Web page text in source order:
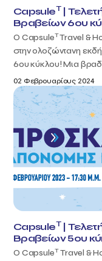
CapsuleT|
Βραβείων 6ου
Ο CapsuleTTravel &
στην ολοζώντανη
6ου κύκλου! Μια
02 Φεβρουαρίους 2024
CapsuleT|
Βραβείων 5ου
Ο CapsuleTTravel &